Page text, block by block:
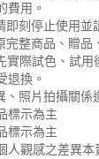
費用。
刻停止使用並
整商品、贈品
實際試色、試用
退換。
照片拍攝關係
標示為主
標示為主
人觀感之差異